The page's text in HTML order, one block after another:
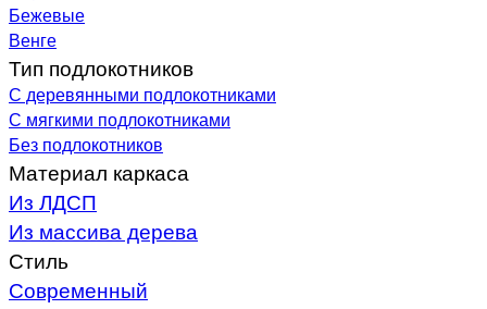
Бежевые
Венге
Тип подлокотников
С деревянными подлокотниками
С мягкими подлокотниками
Без подлокотников
Материал каркаса
Из ЛДСП
Из массива дерева
Стиль
Современный